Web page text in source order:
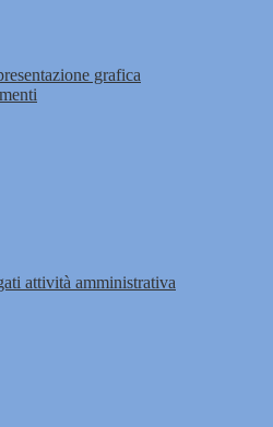
grafica
attività amministrativa